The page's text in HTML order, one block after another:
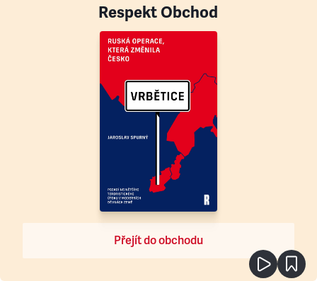
Respekt Obchod
Přejít do obchodu